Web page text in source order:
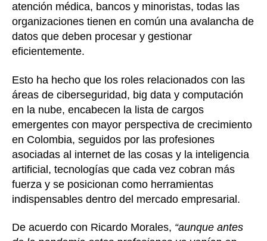
atención médica, bancos y minoristas, todas las
organizaciones tienen en común una avalancha de
datos que deben procesar y gestionar
eficientemente.
Esto ha hecho que los roles relacionados con las
áreas de ciberseguridad, big data y computación
en la nube, encabecen la lista de cargos
emergentes con mayor perspectiva de crecimiento
en Colombia, seguidos por las profesiones
asociadas al internet de las cosas y la inteligencia
artificial, tecnologías que cada vez cobran más
fuerza y se posicionan como herramientas
indispensables dentro del mercado empresarial.
De acuerdo con Ricardo Morales, “aunque antes